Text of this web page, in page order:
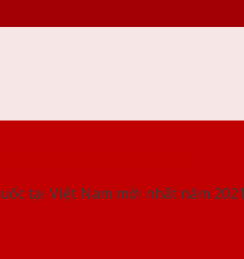
tại Việt Nam mới nhất năm 2021